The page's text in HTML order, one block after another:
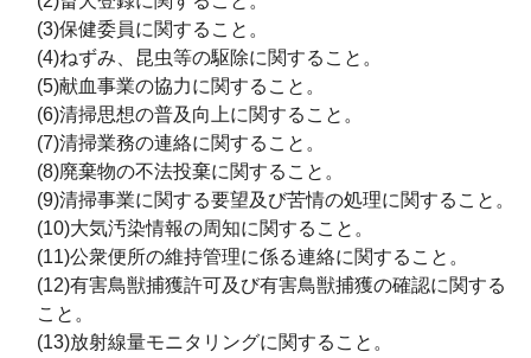
(3)保健委員に関すること。
(4)ねずみ、昆虫等の駆除に関すること。
(5)献血事業の協力に関すること。
(6)清掃思想の普及向上に関すること。
(7)清掃業務の連絡に関すること。
(8)廃棄物の不法投棄に関すること。
(9)清掃事業に関する要望及び苦情の処理に関すること。
(10)大気汚染情報の周知に関すること。
(11)公衆便所の維持管理に係る連絡に関すること。
(12)有害鳥獣捕獲許可及び有害鳥獣捕獲の確認に関する
こと。
(13)放射線量モニタリングに関すること。